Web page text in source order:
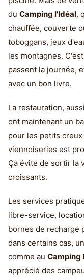
du Camping l'Idéal,
chauffée, couverte
toboggans, jeux
les montagnes.
passent la journée,
avec un bon livre.
La restauration,
ont maintenant un
pour les petits
viennoiseries est
Ça évite de sortir la
croissants.
Les services
libre-service,
bornes de recharge
dans certains cas,
comme au Camping
apprécié des